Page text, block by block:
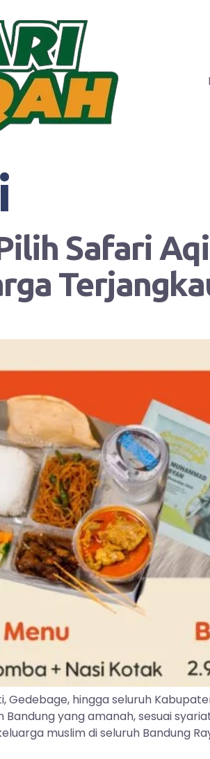
Safari
Gedebage, hingga seluruh
yang amanah, sesuai
muslim di seluruh Bandung